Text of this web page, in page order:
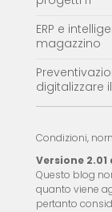
ERP e
magazzino
digitalizzare
Condizioni,
Versione 2.01
Questo blog
quanto viene
pertanto